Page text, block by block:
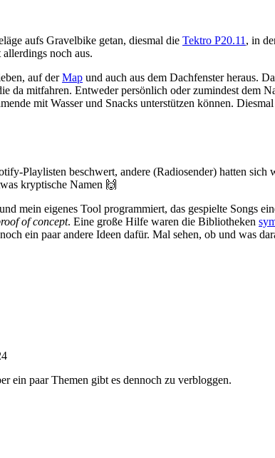
aufs Gravelbike getan, diesmal die Tektro P20.11 , in
noch aus.
auf derMap und auch aus dem Dachfenster heraus.
da mitfahren. Entweder persönlich oder zumindest dem
mit Wasser und Snacks unterstützen können.
Playlisten beschwert, andere (Radiosender) hatten
kryptische Namen 🙌
mein eigenes Tool programmiert, das gespielte Songs
of concept. Eine große Hilfe waren die Bibliotheken
ein paar andere Ideen dafür. Mal sehen, ob und was
ein paar Themen gibt es dennoch zu verbloggen.